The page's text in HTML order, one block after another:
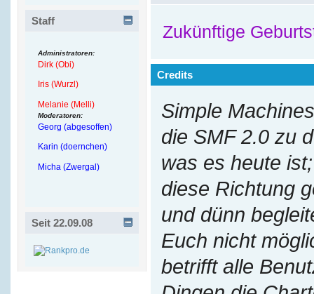
Staff
Administratoren:
Dirk (Obi)
Iris (Wurzl)
Melanie (Melli)
Moderatoren:
Georg (abgesoffen)
Karin (doernchen)
Micha (Zwergal)
Seit 22.09.08
Zukünftige
Credits
Simple
die SMF 2.0 zu
was es heute
diese Richtung
und dünn
Euch nicht
betrifft alle